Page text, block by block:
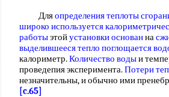
Дляопределения теплоты
широко используется
работыэтойустановки основанна
выделившееся тепло поглощается
калориметр.Количество водыи
проведепия эксперимента.Потери
незначительны, и обычно ими
[c.65]